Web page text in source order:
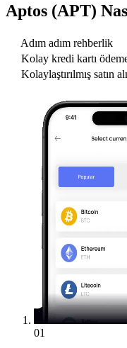
Aptos (APT)
Adım adım rehberlik
Kolay kredi kartı
Kolaylaştırılmış satın
01